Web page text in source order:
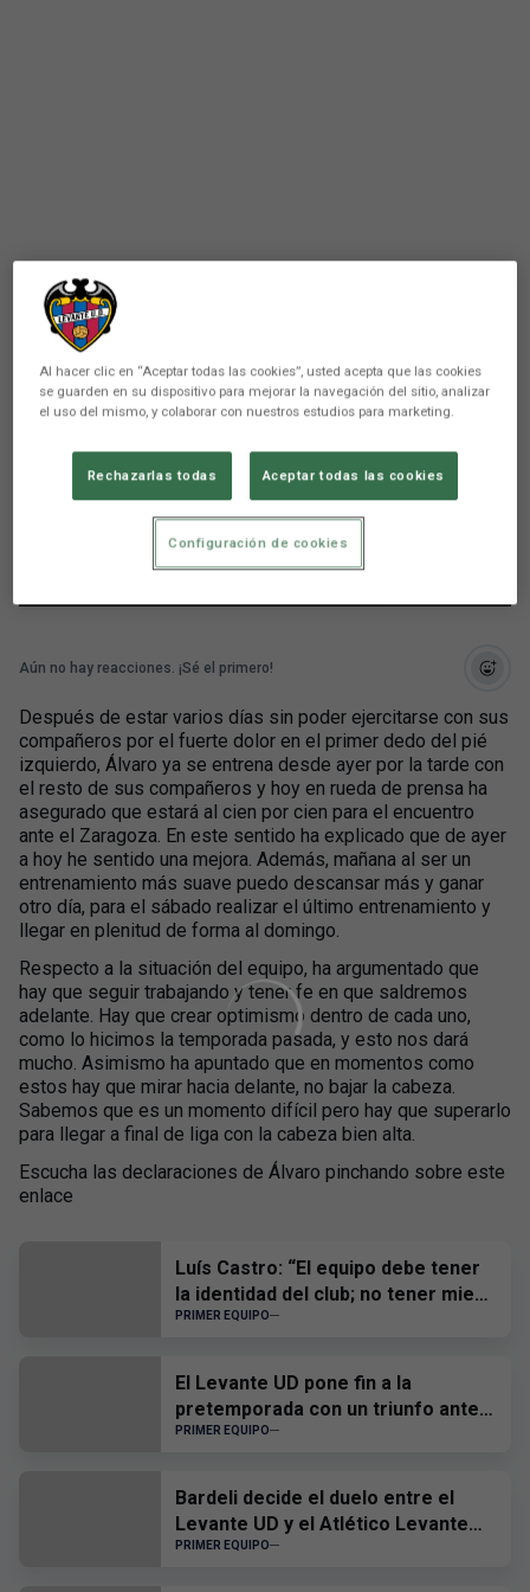
PRIMER EQUIPO
Álvaro: ?Estaré al cien por
cien para el partido ante el
Zaragoza?
Aún no hay reacciones. ¡Sé el primero!
Después de estar varios días sin poder ejercitarse con sus
compañeros por el fuerte dolor en el primer dedo del pié
izquierdo, Álvaro ya se entrena desde ayer por la tarde con
el resto de sus compañeros y hoy en rueda de prensa ha
asegurado que estará al cien por cien para el encuentro
ante el Zaragoza. En este sentido ha explicado que de ayer
a hoy he sentido una mejora. Además, mañana al ser un
entrenamiento más suave puedo descansar más y ganar
otro día, para el sábado realizar el último entrenamiento y
llegar en plenitud de forma al domingo.
Respecto a la situación del equipo, ha argumentado que
hay que seguir trabajando y tener fe en que saldremos
adelante. Hay que crear optimismo dentro de cada uno,
como lo hicimos la temporada pasada, y esto nos dará
mucho. Asimismo ha apuntado que en momentos como
estos hay que mirar hacia delante, no bajar la cabeza.
Sabemos que es un momento difícil pero hay que superarlo
para llegar a final de liga con la cabeza bien alta.
Escucha las declaraciones de Álvaro pinchando sobre este
enlace
Luís Castro: “El equipo debe tener
la identidad del club; no tener miedo
a nadie y, cuando tengamos que
PRIMER EQUIPO
El Levante UD pone fin a la
pretemporada con un triunfo ante
el CD Castellón
PRIMER EQUIPO
Bardeli decide el duelo entre el
Levante UD y el Atlético Levante
UD
PRIMER EQUIPO
Al hacer clic en “Aceptar todas las cookies”, usted acepta que las cookies
se guarden en su dispositivo para mejorar la navegación del sitio, analizar
el uso del mismo, y colaborar con nuestros estudios para marketing.
Rechazarlas todas Aceptar todas las cookies
Configuración de cookies